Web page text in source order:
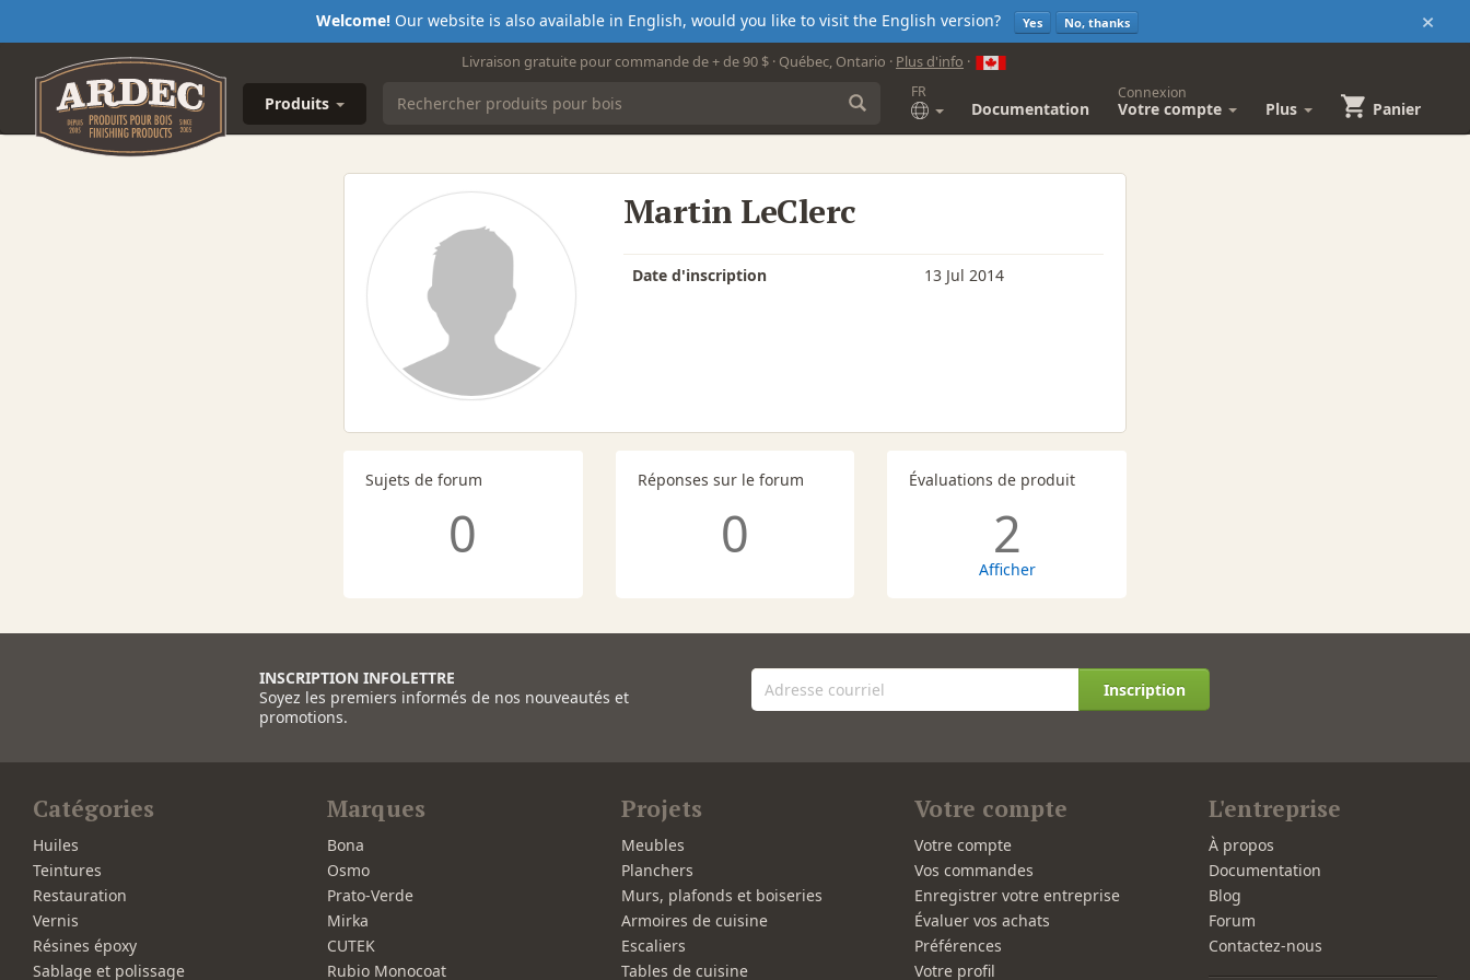
×
Welcome!Our website is also available in English, would you like to visit the English version? Yes No, thanks
Livraison gratuite pour commande de + de 90 $ · Québec, Ontario · Plus d'info ·
Produits
FR
Documentation
Connexion
Votre compte Plus Panier
Martin LeClerc
Date d'inscription 13 Jul 2014
Sujets de forum
0
Réponses sur le forum
0
Évaluations de produit
2
Afficher
INSCRIPTION INFOLETTRE
Soyez les premiers informés de nos nouveautés et
promotions.
Inscription
Catégories
Huiles
Teintures
Restauration
Vernis
Résines époxy
Sablage et polissage
Marques
Bona
Osmo
Prato-Verde
Mirka
CUTEK
Rubio Monocoat
Projets
Meubles
Planchers
Murs, plafonds et boiseries
Armoires de cuisine
Escaliers
Tables de cuisine
Votre compte
Votre compte
Vos commandes
Enregistrer votre entreprise
Évaluer vos achats
Préférences
Votre profil
L'entreprise
À propos
Documentation
Blog
Forum
Contactez-nous